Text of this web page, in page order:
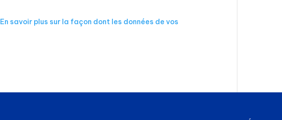
En savoir plus sur la façon dont les données de vos